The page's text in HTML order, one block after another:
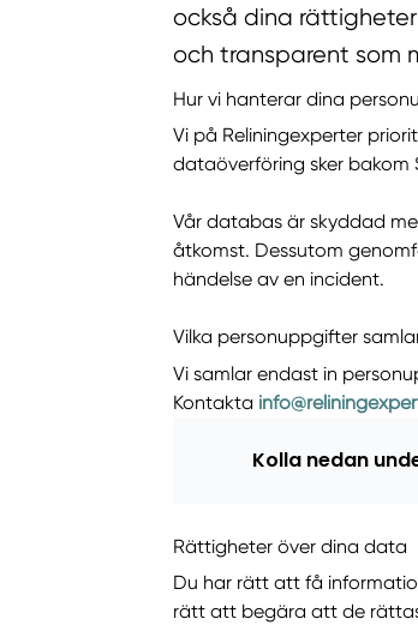
också dina
och transparent som
Hur vi hanterar dina
Vi på Reliningexperter
dataöverföring sker bakom
Vår databas är skyddad
åtkomst. Dessutom
händelse av en incident.
Vilka personuppgifter
Vi samlar endast in
Kontakta
Kolla nedan
Rättigheter över dina data
Du har rätt att få
rätt att begära att de